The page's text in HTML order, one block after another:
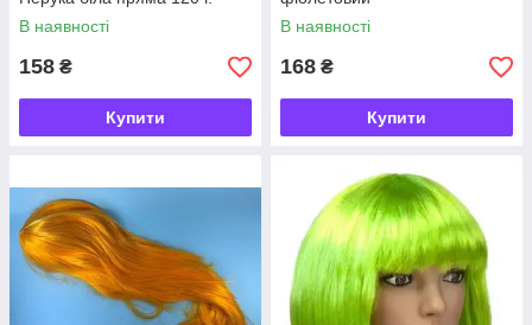
В наявності
158 ₴
Купити
В наявності
168 ₴
Купити